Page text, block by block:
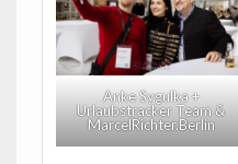
Anke Sygulka +
Urlaubstracker Team &
MarcelRichter.Berlin